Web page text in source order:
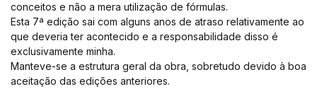
conceitos e não a mera utilização de fórmulas.
Esta 7ª edição sai com alguns anos de atraso relativamente ao
que deveria ter acontecido e a responsabilidade disso é
exclusivamente minha.
Manteve-se a estrutura geral da obra, sobretudo devido à boa
aceitação das edições anteriores.